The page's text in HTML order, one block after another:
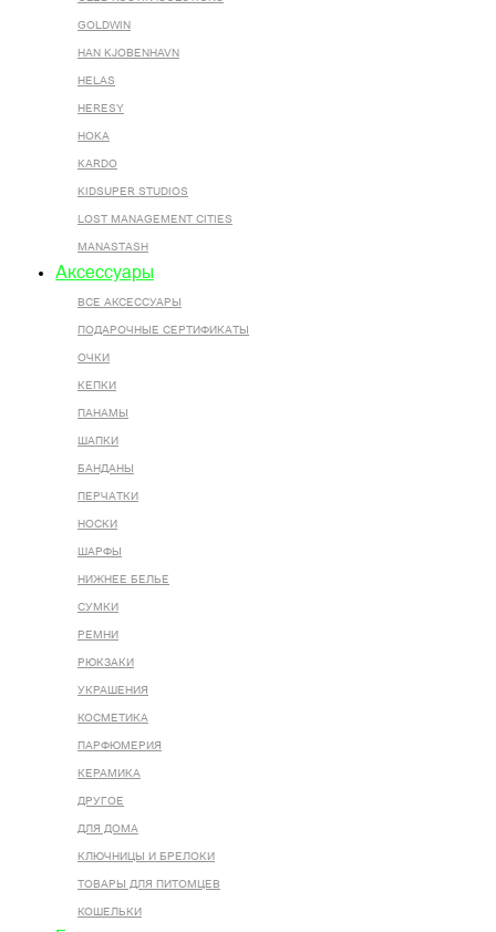
GOLDWIN
HAN KJOBENHAVN
HELAS
HERESY
HOKA
KARDO
KIDSUPER STUDIOS
LOST MANAGEMENT CITIES
MANASTASH
Аксессуары
ВСЕ AКСЕССУАРЫ
ПОДАРОЧНЫЕ СЕРТИФИКАТЫ
ОЧКИ
КЕПКИ
ПАНАМЫ
ШАПКИ
БАНДАНЫ
ПЕРЧАТКИ
НОСКИ
ШАРФЫ
НИЖНЕЕ БЕЛЬЕ
СУМКИ
РЕМНИ
РЮКЗАКИ
УКРАШЕНИЯ
КОСМЕТИКА
ПАРФЮМЕРИЯ
КЕРАМИКА
ДРУГОЕ
ДЛЯ ДОМА
КЛЮЧНИЦЫ И БРЕЛОКИ
ТОВАРЫ ДЛЯ ПИТОМЦЕВ
КОШЕЛЬКИ